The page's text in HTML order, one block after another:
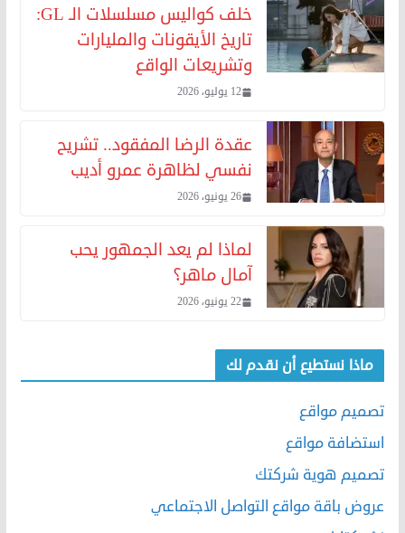
خلف كواليس مسلسلات الـ GL:
تاريخ الأيقونات والمليارات
وتشريعات الواقع
12 يوليو، 2026
عقدة الرضا المفقود.. تشريح
نفسي لظاهرة عمرو أديب
26 يونيو، 2026
لماذا لم يعد الجمهور يحب
آمال ماهر؟
22 يونيو، 2026
ماذا نستطيع أن نقدم لك
تصميم مواقع
استضافة مواقع
تصميم هوية شركتك
عروض باقة مواقع التواصل الاجتماعي